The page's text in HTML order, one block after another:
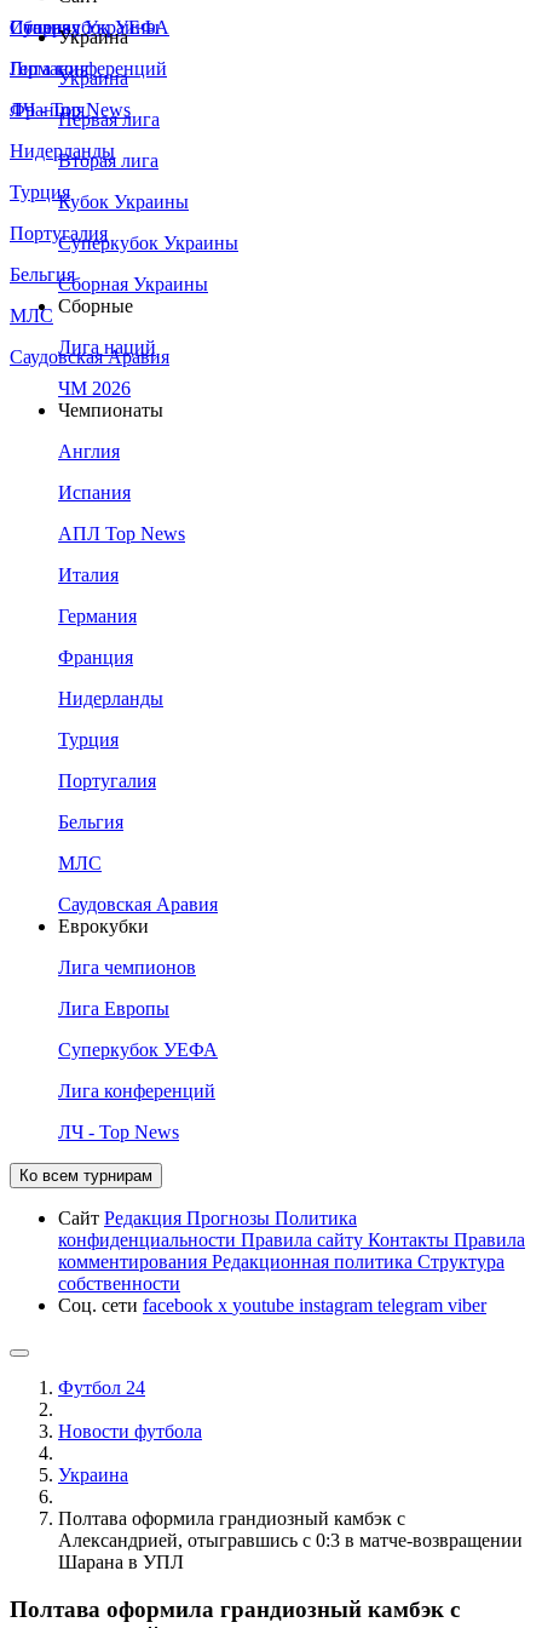
Сборная Украины
Италия
Германия
Франция
Нидерланды
Турция
Португалия
Бельгия
МЛС
Саудовская Аравия
Суперкубок УЕФА
Лига конференций
ЛЧ - Top News
Украина
Украина
Первая лига
Вторая лига
Кубок Украины
Суперкубок Украины
Сборная Украины
Сборные
Лига наций
ЧМ 2026
Чемпионаты
Англия
Испания
АПЛ Top News
Италия
Германия
Франция
Нидерланды
Турция
Португалия
Бельгия
МЛС
Саудовская Аравия
Еврокубки
Лига чемпионов
Лига Европы
Суперкубок УЕФА
Лига конференций
ЛЧ - Top News
Ко всем турнирам
Сайт Редакция Прогнозы Политика
конфиденциальности Правила сайту Контакты Правила
комментирования Редакционная политика Структура
собственности
Соц. сети facebook x youtube instagram telegram viber
Футбол 24
Новости футбола
Украина
Полтава оформила грандиозный камбэк с
Александрией, отыгравшись с 0:3 в матче-возвращении
Шарана в УПЛ
Полтава оформила грандиозный камбэк с